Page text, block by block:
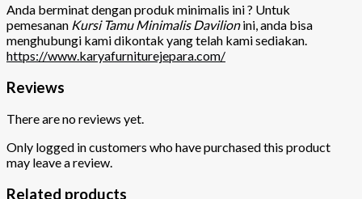
Anda berminat dengan produk minimalis ini ? Untuk
pemesanan Kursi Tamu Minimalis Davilionini, anda bisa
menghubungi kami dikontak yang telah kami sediakan.
https://www.karyafurniturejepara.com/
Reviews
There are no reviews yet.
Only logged in customers who have purchased this product
may leave a review.
Related products